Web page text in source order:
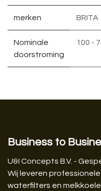
merken BRITA
Nominale
doorstroming
100 -
Business to
U&I Concepts B.V. -
Wij leveren
waterfilters en